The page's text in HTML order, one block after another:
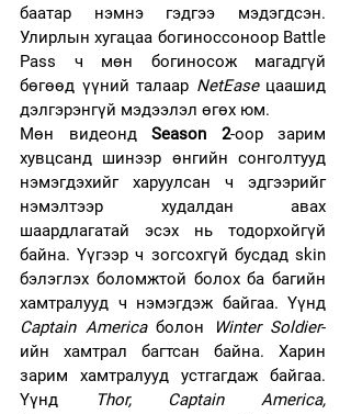
баатар нэмнэ гэдгээ мэдэгдсэн.
Улирлын хугацаа богиноссоноор Battle
Pass ч мөн богиносож магадгүй
бөгөөд үүний талаар NetEase цаашид
дэлгэрэнгүй мэдээлэл өгөх юм.
Мөн видеонд Season 2-оор зарим
хувцсанд шинээр өнгийн сонголтууд
нэмэгдэхийг харуулсан ч эдгээрийг
нэмэлтээр худалдан авах
шаардлагатай эсэх нь тодорхойгүй
байна. Үүгээр ч зогсохгүй бусдад skin
бэлэглэх боломжтой болох ба багийн
Captain America болон Winter Soldier-
ийн хамтрал багтсан байна. Харин
зарим хамтралууд устгагдаж байгаа.
Үүнд
Thor, Captain America,